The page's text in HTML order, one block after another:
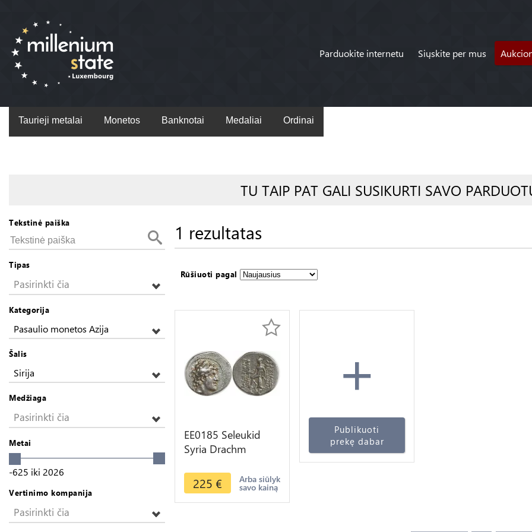
Parduokite internetu Siųskite per mus
Taurieji metalai Monetos Banknotai Medaliai Ordinai
TU TAIP PAT GALI SUSIKURTI SAVO
Tekstinė paiška
Tipas
Pasirinkti čia
Kategorija
Pasaulio monetos Azija
Šalis
Sirija
Medžiaga
Pasirinkti čia
Metai
-625 iki 2026
Vertinimo kompanija
Pasirinkti čia
1 rezultatas
Rūšiuoti pagal
EE0185 Seleukid
Syria Drachm
Balas 152-145 BC
Antioch
225 € Arba siūlyk
savo kainą
+
Publikuoti
prekę dabar